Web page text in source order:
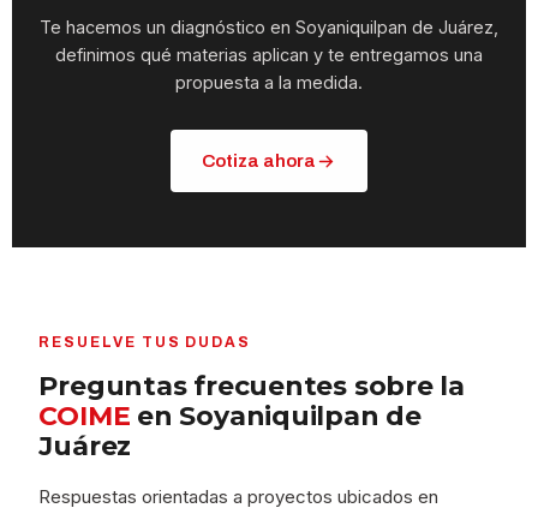
Te hacemos un diagnóstico en Soyaniquilpan de Juárez,
definimos qué materias aplican y te entregamos una
propuesta a la medida.
Cotiza ahora
RESUELVE TUS DUDAS
Preguntas frecuentes sobre la
COIME en Soyaniquilpan de
Juárez
Respuestas orientadas a proyectos ubicados en